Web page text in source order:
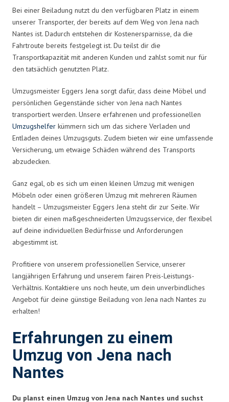
Bei einer Beiladung nutzt du den verfügbaren Platz in einem
unserer Transporter, der bereits auf dem Weg von Jena nach
Nantes ist. Dadurch entstehen dir Kostenersparnisse, da die
Fahrtroute bereits festgelegt ist. Du teilst dir die
Transportkapazität mit anderen Kunden und zahlst somit nur für
den tatsächlich genutzten Platz.
Umzugsmeister Eggers Jena sorgt dafür, dass deine Möbel und
persönlichen Gegenstände sicher von Jena nach Nantes
transportiert werden. Unsere erfahrenen und professionellen
Umzugshelfer kümmern sich um das sichere Verladen und
Entladen deines Umzugsguts. Zudem bieten wir eine umfassende
Versicherung, um etwaige Schäden während des Transports
abzudecken.
Ganz egal, ob es sich um einen kleinen Umzug mit wenigen
Möbeln oder einen größeren Umzug mit mehreren Räumen
handelt – Umzugsmeister Eggers Jena steht dir zur Seite. Wir
bieten dir einen maßgeschneiderten Umzugsservice, der flexibel
auf deine individuellen Bedürfnisse und Anforderungen
abgestimmt ist.
Profitiere von unserem professionellen Service, unserer
langjährigen Erfahrung und unserem fairen Preis-Leistungs-
Verhältnis. Kontaktiere uns noch heute, um dein unverbindliches
Angebot für deine günstige Beiladung von Jena nach Nantes zu
erhalten!
Erfahrungen zu einem
Umzug von Jena nach
Nantes
Du planst einen Umzug von Jena nach Nantes und suchst